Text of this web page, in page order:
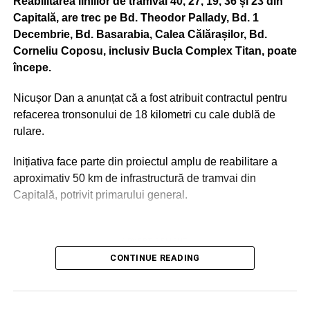
Capitală, are trec pe Bd. Theodor Pallady, Bd. 1
Decembrie, Bd. Basarabia, Calea Călărașilor, Bd.
Corneliu Coposu, inclusiv Bucla Complex Titan, poate
începe.
Nicușor Dan a anunțat că a fost atribuit contractul pentru
refacerea tronsonului de 18 kilometri cu cale dublă de
rulare.
Inițiativa face parte din proiectul amplu de reabilitare a
aproximativ 50 km de infrastructură de tramvai din
Capitală, potrivit primarului general.
Porr Construct este firma căreia i-a fost atribuit contractul
de reabilitare al liniilor de tramvai, conform
reprezentanților Municipalității, citați de Club Feroviar.
CONTINUE READING